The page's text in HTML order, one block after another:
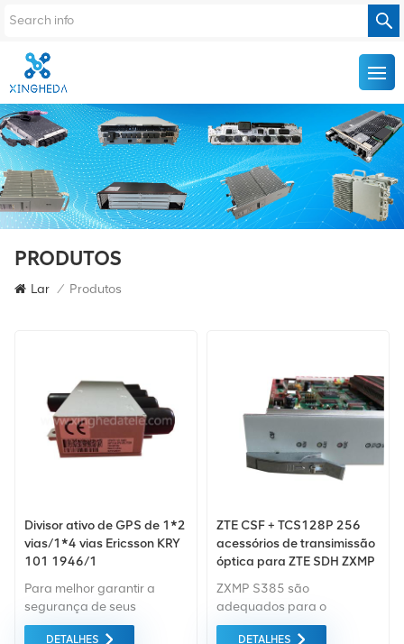
PRODUTOS
Lar / Produtos
Divisor ativo de GPS de 1*2
vias/1*4 vias Ericsson KRY
101 1946/1
Para melhor garantir a
segurança de seus
produtos, profissionais,
DETALHES
ZTE CSF + TCS128P 256
acessórios de transimissão
óptica para ZTE SDH ZXMP
P1L1-2D2 OL4H2 OL16x4
ZXMP S385 são
adequados para o
backbone da rede ou para
DETALHES